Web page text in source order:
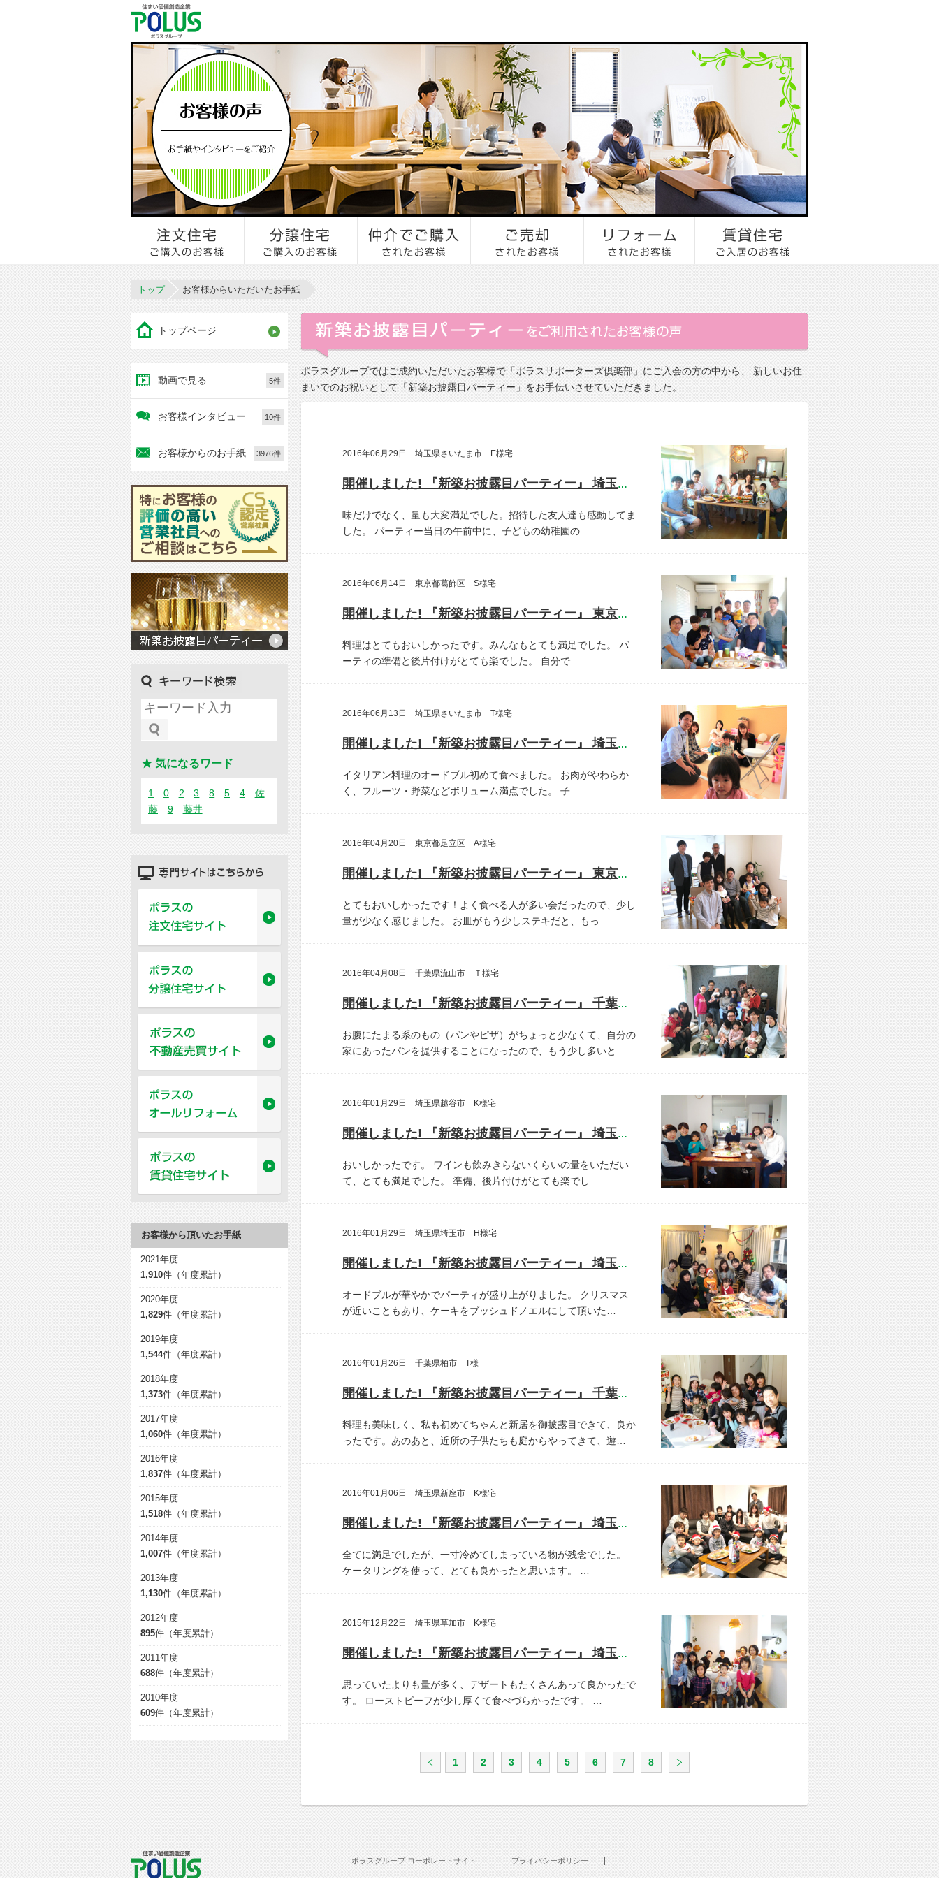
トップ お客様からいただいたお手紙
ポラスグループではご成約いただいたお客様で「ポラスサポーターズ倶楽部」にご入会の方の中から、 新しいお住
まいでのお祝いとして「新築お披露目パーティー」をお手伝いさせていただきました。
2016年06月29日 埼玉県さいたま市 E様宅
開催しました! 『新築お披露目パーティー』 埼玉県さいたま市 E様宅
味だけでなく、量も大変満足でした。招待した友人達も感動してま
した。
パーティー当日の午前中に、子どもの幼稚園の…
2016年06月14日 東京都葛飾区 S様宅
開催しました! 『新築お披露目パーティー』 東京都葛飾区 S様宅
料理はとてもおいしかったです。みんなもとても満足でした。
パ
ーティの準備と後片付けがとても楽でした。
自分で…
2016年06月13日 埼玉県さいたま市 T様宅
開催しました! 『新築お披露目パーティー』 埼玉県さいたま市 T様宅
イタリアン料理のオードブル初めて食べました。
お肉がやわらか
く、フルーツ・野菜などボリューム満点でした。
子…
2016年04月20日 東京都足立区 A様宅
開催しました! 『新築お披露目パーティー』 東京都足立区 A様宅
とてもおいしかったです！よく食べる人が多い会だったので、少し
量が少なく感じました。
お皿がもう少しステキだと、もっ…
2016年04月08日 千葉県流山市 Ｔ様宅
開催しました! 『新築お披露目パーティー』 千葉県流山市 T様宅
お腹にたまる系のもの（パンやピザ）がちょっと少なくて、自分の
家にあったパンを提供することになったので、もう少し多いと…
2016年01月29日 埼玉県越谷市 K様宅
開催しました! 『新築お披露目パーティー』 埼玉県越谷市 K様宅
おいしかったです。
ワインも飲みきらないくらいの量をいただい
て、とても満足でした。
準備、後片付けがとても楽でし…
2016年01月29日 埼玉県埼玉市 H様宅
開催しました! 『新築お披露目パーティー』 埼玉県埼玉市 H様宅
オードブルが華やかでパーティが盛り上がりました。
クリスマス
が近いこともあり、ケーキをブッシュドノエルにして頂いた…
2016年01月26日 千葉県柏市 T様
開催しました! 『新築お披露目パーティー』 千葉県柏市 T様宅
料理も美味しく、私も初めてちゃんと新居を御披露目できて、良か
ったです。あのあと、近所の子供たちも庭からやってきて、遊…
2016年01月06日 埼玉県新座市 K様宅
開催しました! 『新築お披露目パーティー』 埼玉県新座市 K様宅
全てに満足でしたが、一寸冷めてしまっている物が残念でした。
ケータリングを使って、とても良かったと思います。
2015年12月22日 埼玉県草加市 K様宅
開催しました! 『新築お披露目パーティー』 埼玉県草加市 K様宅
思っていたよりも量が多く、デザートもたくさんあって良かったで
す。
ローストビーフが少し厚くて食べづらかったです。
1 2 3 4 5 6 7 8
トップページ
動画で見る 5件
お客様インタビュー 10件
お客様からのお手紙 3976件
★ 気になるワード
1 0 2 3 8 5 4
佐
藤
9 藤井
お客様から頂いたお手紙
2021年度
1,910件（年度累計）
2020年度
1,829件（年度累計）
2019年度
1,544件（年度累計）
2018年度
1,373件（年度累計）
2017年度
1,060件（年度累計）
2016年度
1,837件（年度累計）
2015年度
1,518件（年度累計）
2014年度
1,007件（年度累計）
2013年度
1,130件（年度累計）
2012年度
895件（年度累計）
2011年度
688件（年度累計）
2010年度
609件（年度累計）
ポラスグループ コーポレートサイト
プライバシーポリシー